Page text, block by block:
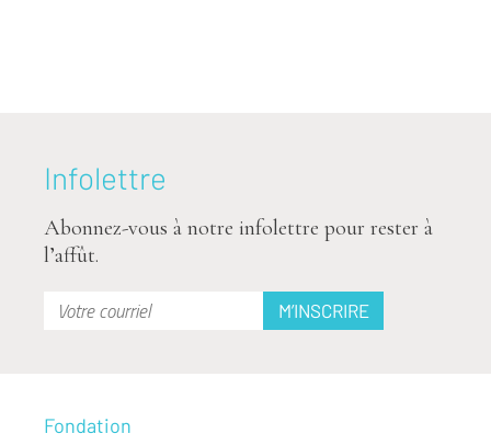
Infolettre
Abonnez-vous à notre infolettre pour rester à
l’affût.
Fondation